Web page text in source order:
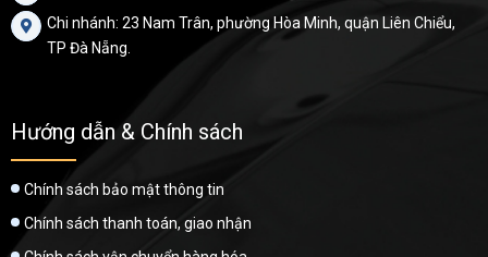

Chi nhánh: 23 Nam Trân, phường Hòa Minh, quận Liên Chiểu,
TP Đà Nẵng.
Hướng dẫn & Chính sách
Chính sách bảo mật thông tin
Chính sách thanh toán, giao nhận